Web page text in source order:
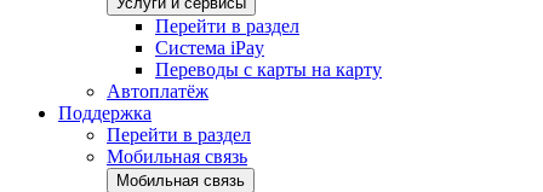
Перейти в раздел
Система iPay
Переводы с карты на карту
Автоплатёж
Поддержка
Перейти в раздел
Мобильная связь
Мобильная связь